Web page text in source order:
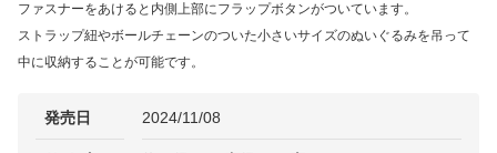
ファスナーをあけると内側上部にフラップボタンがついています。
ストラップ紐やボールチェーンのついた小さいサイズのぬいぐるみを吊って
中に収納することが可能です。
発売日 2024/11/08